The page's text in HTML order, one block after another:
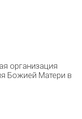
организация
Божией Матери в